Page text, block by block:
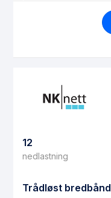
12
nedlastning
Trådløst bredbånd